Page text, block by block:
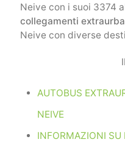
Neive con i suoi 3374
collegamenti
Neive con diverse
AUTOBUS
NEIVE
INFORMAZIONI SU